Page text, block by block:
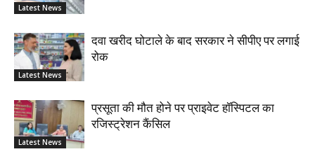
Latest News
Latest News
दवा खरीद घोटाले के बाद सरकार ने सीपीए पर लगाई
रोक
Latest News
प्रसूता की मौत होने पर प्राइवेट हॉस्पिटल का
रजिस्ट्रेशन कैंसिल